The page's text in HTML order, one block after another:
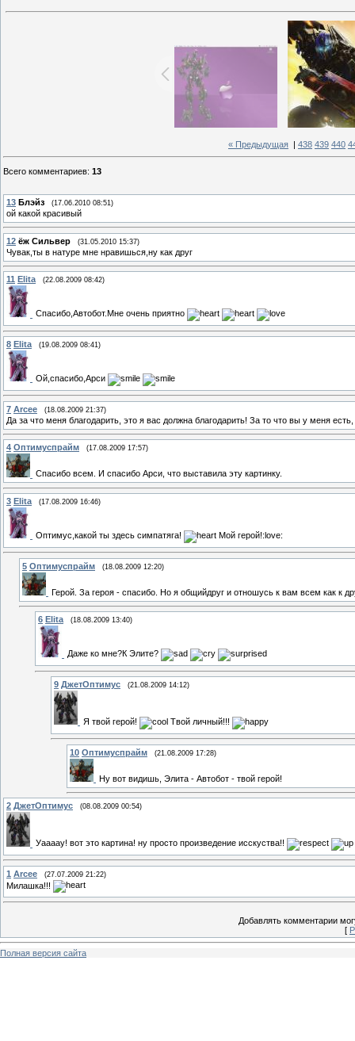
« Предыдущая 438 439 440
Всего комментариев: 13
13 Блэйз (17.06.2010 08:51)
ой какой красивый
12 ёж Сильвер (31.05.2010 15:37)
Чувак,ты в натуре мне нравишься,ну как друг
11 Elita (22.08.2009 08:42)
Спасибо,Автобот.Мне очень приятно
8 Elita (19.08.2009 08:41)
Ой,спасибо,Арси
7 Arcee (18.08.2009 21:37)
Да за что меня благодарить, это я вас должна благодарить! За то что вы у меня
4 Оптимуспрайм (17.08.2009 17:57)
Спасибо всем. И спасибо Арси, что выставила эту картинку.
3 Elita (17.08.2009 16:46)
Оптимус,какой ты здесь симпатяга! Мой герой!:love:
5 Оптимуспрайм (18.08.2009 12:20)
Герой. За героя - спасибо. Но я общийдруг и отношусь к вам всем как к
6 Elita (18.08.2009 13:40)
Даже ко мне?К Элите?
9 ДжетОптимус (21.08.2009 14:12)
Я твой герой! Твой личный!!!
10 Оптимуспрайм (21.08.2009 17:28)
Ну вот видишь, Элита - Автобот - твой герой!
2 ДжетОптимус (08.08.2009 00:54)
Уаааау! вот это картина! ну просто произведение исскуства!!
1 Arcee (27.07.2009 21:22)
Милашка!!!
Добавлять комментарии
[
Полная версия сайта